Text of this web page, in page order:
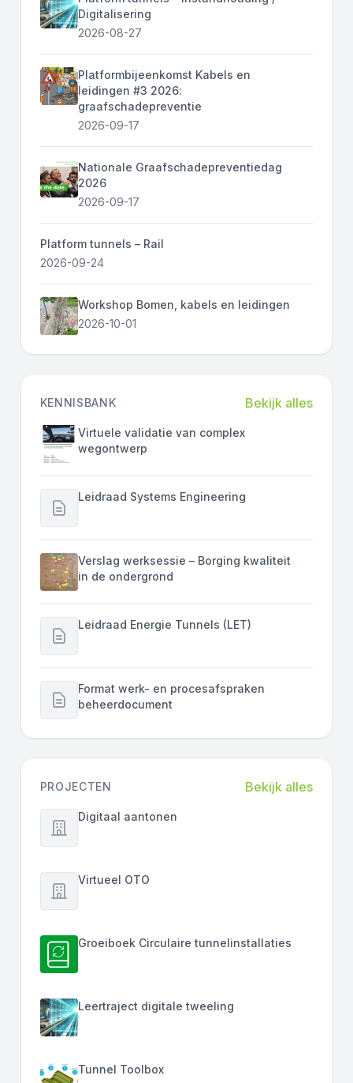
Digitalisering
2026-08-27
Platformbijeenkomst Kabels en
leidingen #3 2026:
graafschadepreventie
2026-09-17
Nationale Graafschadepreventiedag
2026
2026-09-17
Platform tunnels – Rail
2026-09-24
Workshop Bomen, kabels en leidingen
2026-10-01
KENNISBANK Bekijk alles
Virtuele validatie van complex
wegontwerp
Leidraad Systems Engineering
Verslag werksessie – Borging kwaliteit
in de ondergrond
Leidraad Energie Tunnels (LET)
Format werk- en procesafspraken
beheerdocument
PROJECTEN Bekijk alles
Digitaal aantonen
Virtueel OTO
Groeiboek Circulaire tunnelinstallaties
Leertraject digitale tweeling
Tunnel Toolbox